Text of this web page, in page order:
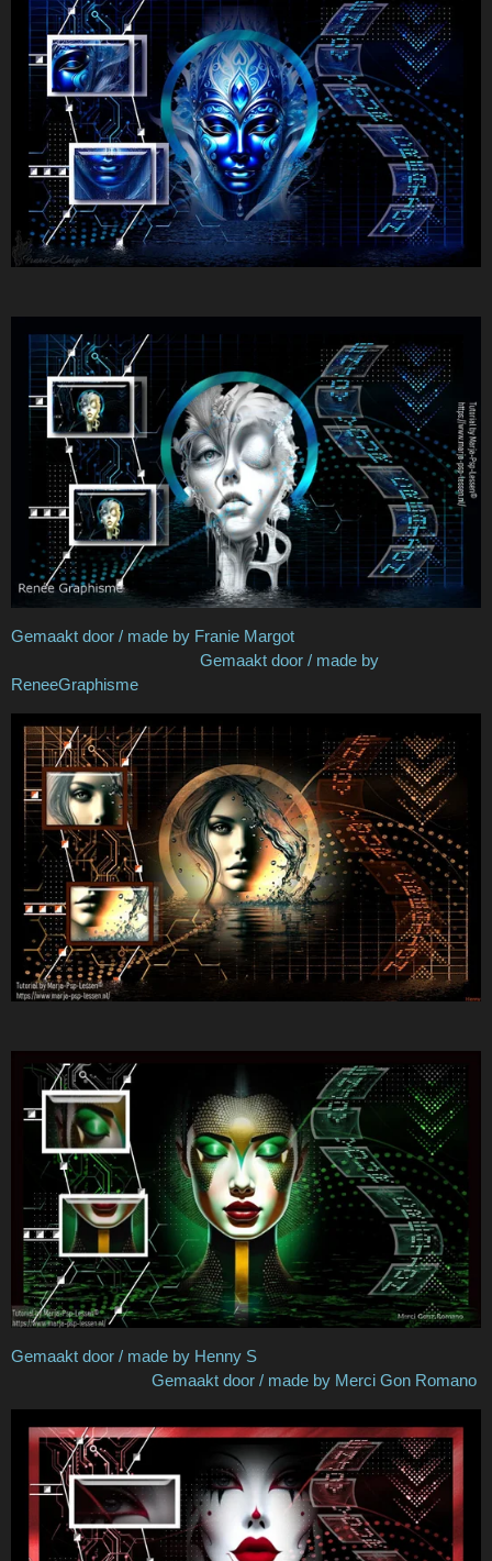
Gemaakt door / made by Franie Margot
Gemaakt door / made by
ReneeGraphisme
Gemaakt door / made by Henny S
Gemaakt door / made by Merci Gon Romano